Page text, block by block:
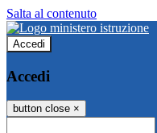
Salta al contenuto
Accedi
Accedi
button close ×